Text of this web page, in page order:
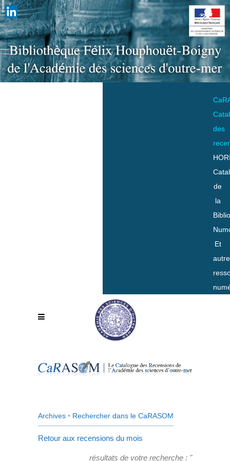
des
de
la
Et
Archives • Rechercher dans le CaRASOM
Retour aux recensions du mois
résultats de votre recherche : "